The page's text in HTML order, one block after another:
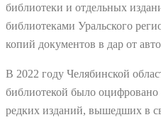
библиотеки и отдельных
библиотеками Уральского
копий документов в дар от
В 2022 году Челябинской
библиотекой было
редких изданий, вышедших в